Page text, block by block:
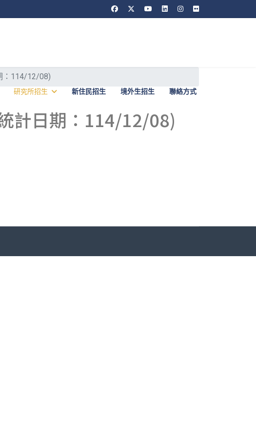
研究所招生 新住民招生 境外生招生 聯絡方式
：114/12/08)
計日期：114/12/08)